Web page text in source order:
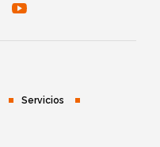
Servicios